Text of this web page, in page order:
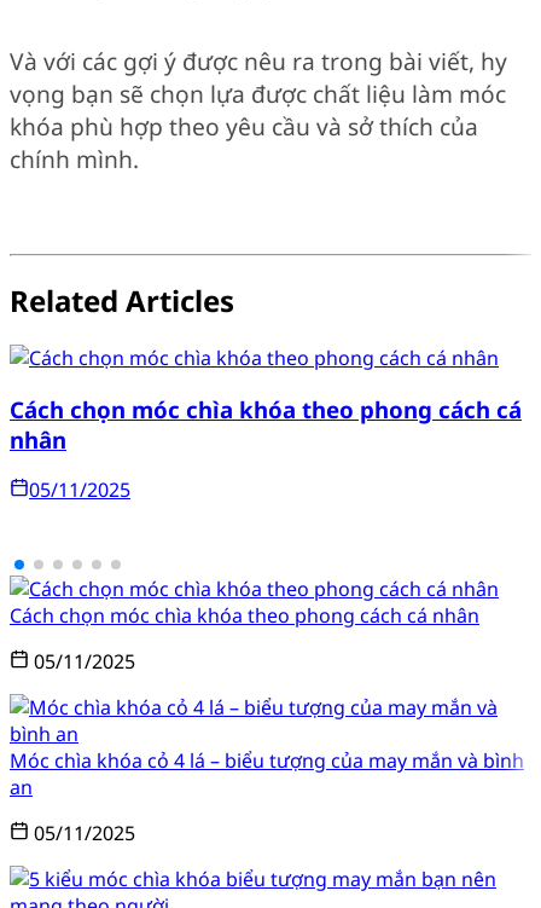
Và với các gợi ý được nêu ra trong bài viết, hy
vọng bạn sẽ chọn lựa được chất liệu làm móc
khóa phù hợp theo yêu cầu và sở thích của
chính mình.
Related Articles
Cách chọn móc chìa khóa theo phong cách cá
nhân
05/11/2025
Cách chọn móc chìa khóa theo phong cách cá nhân
05/11/2025
Móc chìa khóa cỏ 4 lá – biểu tượng của may mắn và bình
an
05/11/2025